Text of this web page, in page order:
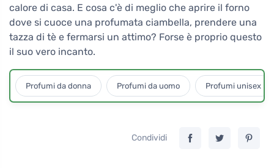
calore di casa. E cosa c'è di meglio che aprire il forno
dove si cuoce una profumata ciambella, prendere una
tazza di tè e fermarsi un attimo? Forse è proprio questo
il suo vero incanto.
Profumi da donna Profumi da uomo Profumi unisex
Condividi